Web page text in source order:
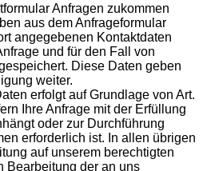
Anfragen zukommen
aus dem Anfrageformular
angegebenen Kontaktdaten
und für den Fall von
Diese Daten geben
weiter.
erfolgt auf Grundlage von Art.
Ihre Anfrage mit der Erfüllung
oder zur Durchführung
erforderlich ist. In allen übrigen
auf unserem berechtigten
Bearbeitung der an uns